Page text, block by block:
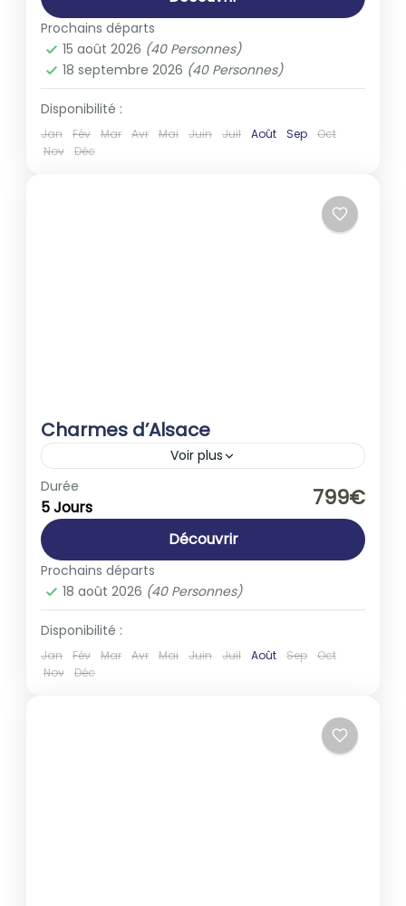
Prochains départs
15 août 2026 (40 Personnes)
18 septembre 2026 (40 Personnes)
Disponibilité :
Jan Fév Mar Avr Mai Juin Juil Août Sep
Oct
Nov
Déc
Charmes d’Alsace
Voir plus
Europe
1-40 People
Durée
5 Jours 799€
Découvrir
Prochains départs
18 août 2026 (40 Personnes)
Disponibilité :
Jan Fév Mar Avr Mai Juin Juil Août Sep
Oct
Nov
Déc